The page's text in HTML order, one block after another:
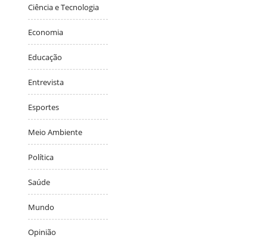
Ciência e Tecnologia
Economia
Educação
Entrevista
Esportes
Meio Ambiente
Política
Saúde
Mundo
Opinião